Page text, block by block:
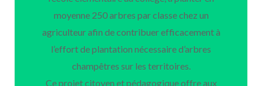
moyenne 250 arbres par classe chez un
agriculteur afin de contribuer efficacement à
l’effort de plantation nécessaire d’arbres
champêtres sur les territoires.
Ce projet citoyen et pédagogique offre aux